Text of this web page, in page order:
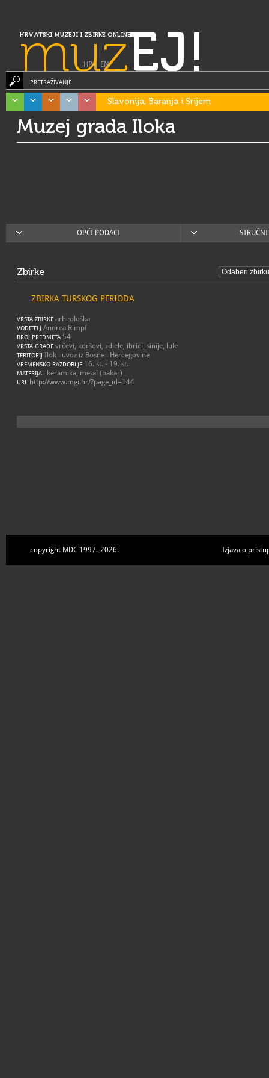
HRVATSKI MUZEJI I ZBIRKE ONLINE
muzEJ!
HR| EN
PRETRAŽIVANJE
Slavonija, Baranja i Srijem
Muzej grada Iloka
OPĆI PODACI
Zbirke
ZBIRKA TURSKOG PERIODA
VRSTA ZBIRKE arheološka
VODITELJ Andrea Rimpf
BROJ PREDMETA 54
VRSTA GRAĐE vrčevi, koršovi, zdjele, ibrici, sinije, lule
TERITORIJ Ilok i uvoz iz Bosne i Hercegovine
VREMENSKO RAZDOBLJE 16. st. - 19. st.
MATERIJAL keramika, metal (bakar)
URL http://www.mgi.hr/?page_id=144
copyright MDC 1997.-2026. Izjava o